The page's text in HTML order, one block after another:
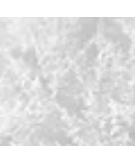
in aiuto.